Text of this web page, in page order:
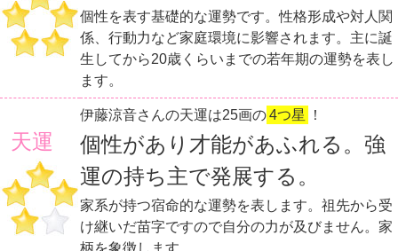
個性を表す基礎的な運勢です。性格形成や対人関
係、行動力など家庭環境に影響されます。主に誕
生してから20歳くらいまでの若年期の運勢を表し
ます。
天運
伊藤涼音さんの天運は25画の4つ星 ！
個性があり才能があふれる。強
運の持ち主で発展する。
家系が持つ宿命的な運勢を表します。祖先から受
け継いだ苗字ですので自分の力が及びません。家
柄を象徴します。